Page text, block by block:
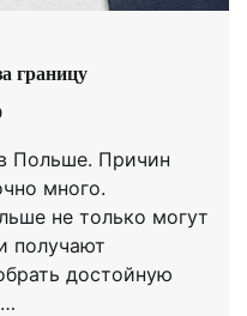
границу
Польше. Причин
много.
не только могут
получают
достойную